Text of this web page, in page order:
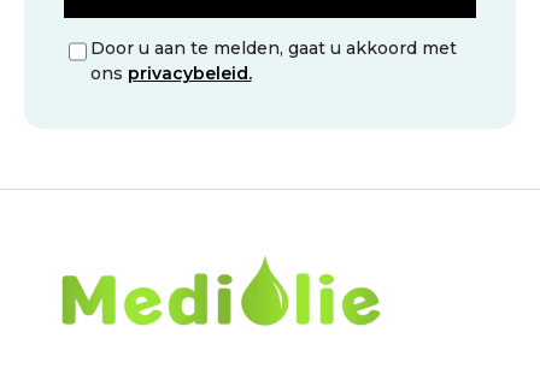
Door u aan te melden, gaat u akkoord met
ons privacybeleid.